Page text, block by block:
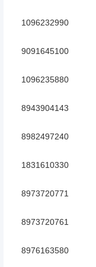
1096232990
9091645100
1096235880
8943904143
8982497240
1831610330
8973720771
8973720761
8976163580